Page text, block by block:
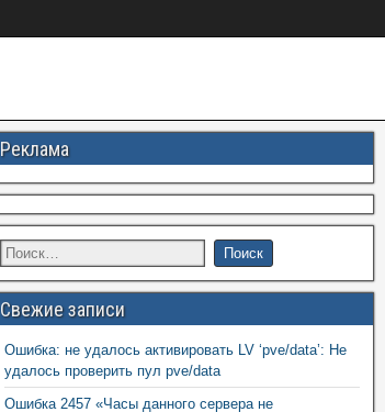
Реклама
Свежие записи
Ошибка: не удалось активировать LV ‘pve/data’: Не
удалось проверить пул pve/data
Ошибка 2457 «Часы данного сервера не